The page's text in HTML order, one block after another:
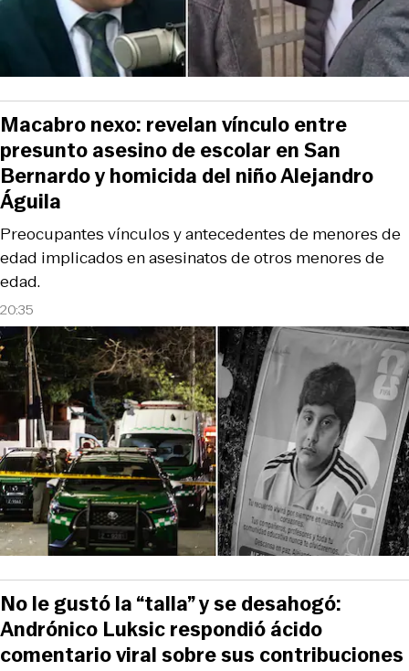
20:35
Preocupantes vínculos y antecedentes de menores de
edad implicados en asesinatos de otros menores de
edad.
Macabro nexo: revelan vínculo entre
presunto asesino de escolar en San
Bernardo y homicida del niño Alejandro
Águila
No le gustó la “talla” y se desahogó:
Andrónico Luksic respondió ácido
comentario viral sobre sus contribuciones